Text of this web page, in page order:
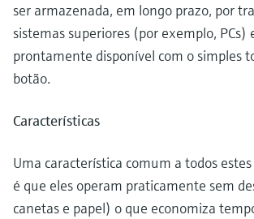
ser armazenada, em longo prazo, por
sistemas superiores (por exemplo, PCs)
prontamente disponível com o simples
botão.
Características
Uma característica comum a todos
é que eles operam praticamente sem
canetas e papel) o que economiza